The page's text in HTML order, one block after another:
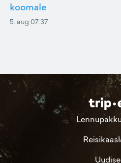
koomale
5. aug 07:37